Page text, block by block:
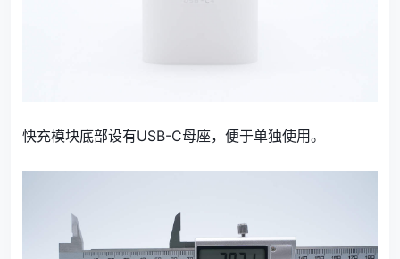
快充模块底部设有USB-C母座，便于单独使用。